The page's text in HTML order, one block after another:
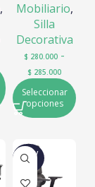
,
Mobiliario,
Silla
Decorativa
$ 280.000 -
$ 285.000
Seleccionar
opciones
NUEV
O